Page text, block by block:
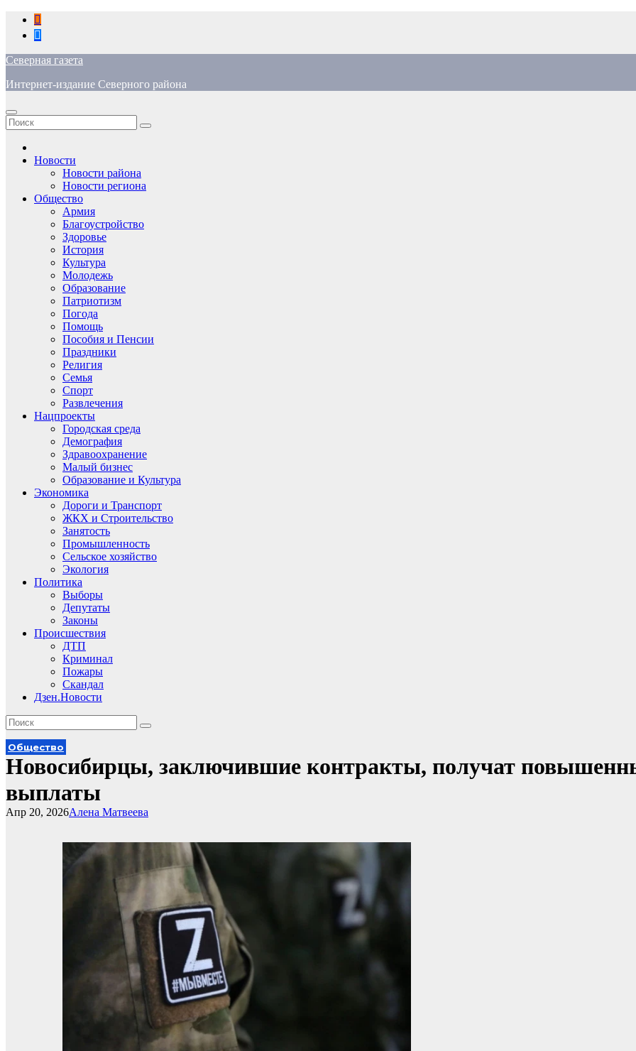
Перейти
содержимому
Северная газета
Интернет-издание Северного района
Новости
Новости района
Новости региона
Общество
Армия
Благоустройство
Здоровье
История
Культура
Молодежь
Образование
Патриотизм
Погода
Помощь
Пособия и Пенсии
Праздники
Религия
Семья
Спорт
Развлечения
Нацпроекты
Городская среда
Демография
Здравоохранение
Малый бизнес
Образование и Культура
Экономика
Дороги и Транспорт
ЖКХ и Строительство
Занятость
Промышленность
Сельское хозяйство
Экология
Политика
Выборы
Депутаты
Законы
Происшествия
ДТП
Криминал
Пожары
Скандал
Дзен.Новости
Общество
Новосибирцы, заключившие контракты, получат
выплаты
Алена Матвеева
Апр 20, 2026